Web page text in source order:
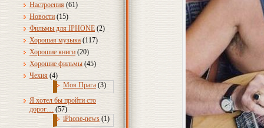
Настроения (61)
Новости (15)
Фильмы для IPHONE (2)
Хорошая музыка (117)
Хорошие книги (20)
Хорошие фильмы (45)
Чехия (4)
Моя Прага (3)
Я хотел бы пройти сто
дорог… (57)
iPhone-news (1)